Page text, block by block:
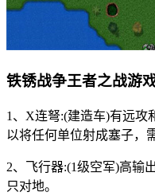
铁锈战争王者之战游
1、X连弩:(建造车)有远攻
以将任何单位射成塞子，
2、飞行器:(1级空军)高输
只对地。